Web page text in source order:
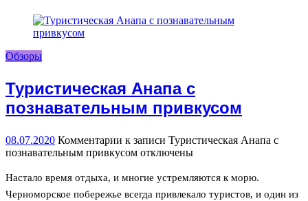
Обзоры
Туристическая Анапа с
познавательным привкусом
08.07.2020 Комментарии к записи Туристическая Анапа с
познавательным привкусом отключены
Настало время отдыха, и многие устремляются к морю.
Черноморское побережье всегда привлекало туристов, и один из